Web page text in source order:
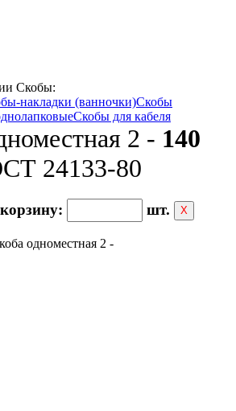
Скобы:
накладки (ванночки)Скобы
Скобы для кабеля
2 - 140
24133-80
шт. Х